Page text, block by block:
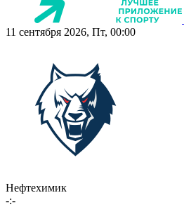
11 сентября 2026, Пт, 00:00
Нефтехимик
-:-